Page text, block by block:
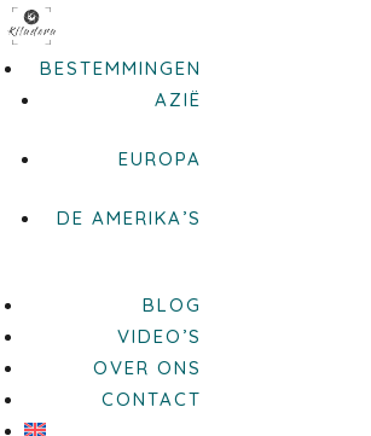
BESTEMMINGEN
AZIË
EUROPA
DE AMERIKA’S
BLOG
VIDEO’S
OVER ONS
CONTACT